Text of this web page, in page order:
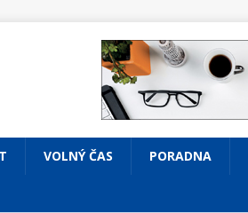
VOLNÝ ČAS PORADNA